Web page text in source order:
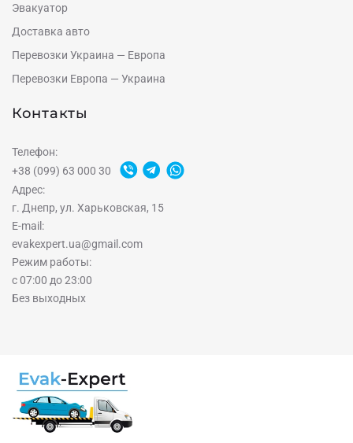
Эвакуатор
Доставка авто
Перевозки Украина — Европа
Перевозки Европа — Украина
Контакты
Телефон:
+38 (099) 63 000 30
Адрес:
г. Днепр, ул. Харьковская, 15
E-mail:
evakexpert.ua@gmail.com
Режим работы:
с 07:00 до 23:00
Без выходных